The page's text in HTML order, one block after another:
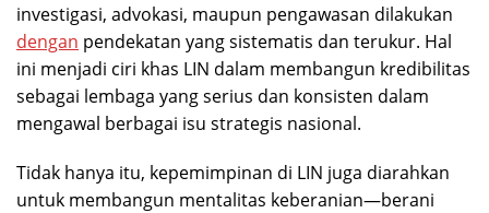
investigasi, advokasi, maupun pengawasan dilakukan
dengan pendekatan yang sistematis dan terukur. Hal
ini menjadi ciri khas LIN dalam membangun kredibilitas
sebagai lembaga yang serius dan konsisten dalam
mengawal berbagai isu strategis nasional.
Tidak hanya itu, kepemimpinan di LIN juga diarahkan
untuk membangun mentalitas keberanian—berani